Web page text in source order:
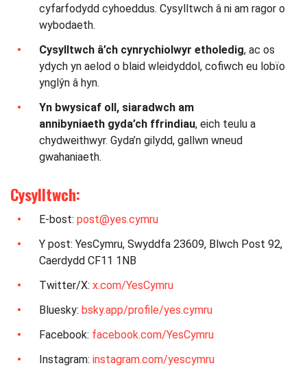
cyfarfodydd cyhoeddus. Cysylltwch â ni am ragor o
wybodaeth.
Cysylltwch â’ch cynrychiolwyr etholedig, ac os
ydych yn aelod o blaid wleidyddol, cofiwch eu lobïo
ynglŷn â hyn.
Yn bwysicaf oll, siaradwch am
annibyniaeth gyda’ch ffrindiau, eich teulu a
chydweithwyr. Gyda’n gilydd, gallwn wneud
gwahaniaeth.
Cysylltwch:
E-bost:post@yes.cymru
Y post: YesCymru, Swyddfa 23609, Blwch Post 92,
Caerdydd CF11 1NB
Twitter/X:x.com/YesCymru
Bluesky:bsky.app/profile/yes.cymru
Facebook: facebook.com/YesCymru
Instagram:instagram.com/yescymru